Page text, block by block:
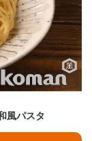
風パスタ